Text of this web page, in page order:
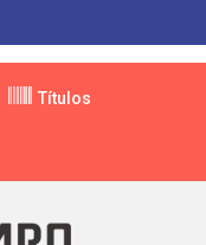
Títulos